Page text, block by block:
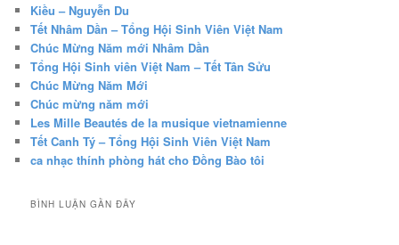
Kiều – Nguyễn Du
Tết Nhâm Dần – Tổng Hội Sinh Viên Việt Nam
Chúc Mừng Năm mới Nhâm Dần
Tổng Hội Sinh viên Việt Nam – Tết Tân Sửu
Chúc Mừng Năm Mới
Chúc mừng năm mới
Les Mille Beautés de la musique vietnamienne
Tết Canh Tý – Tổng Hội Sinh Viên Việt Nam
ca nhạc thính phòng hát cho Đồng Bào tôi
BÌNH LUẬN GẦN ĐÂY